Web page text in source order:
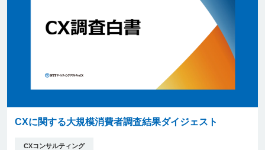
CXに関する大規模消費者調査結果ダイジェスト
CXコンサルティング